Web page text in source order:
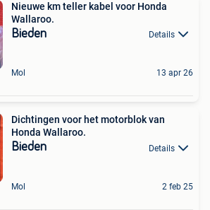
Nieuwe km teller kabel voor Honda
Wallaroo.
Bieden Details
Mol 13 apr 26
Dichtingen voor het motorblok van
Honda Wallaroo.
Bieden Details
Mol 2 feb 25